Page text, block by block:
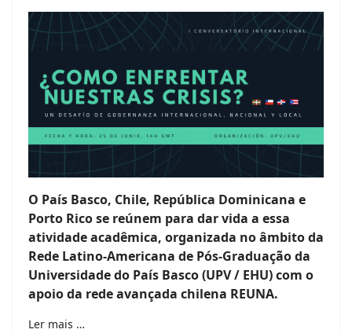
O País Basco, Chile, República Dominicana e
Porto Rico se reúnem para dar vida a essa
atividade acadêmica, organizada no âmbito da
Rede Latino-Americana de Pós-Graduação da
Universidade do País Basco (UPV / EHU) com o
apoio da rede avançada chilena REUNA.
Ler mais …